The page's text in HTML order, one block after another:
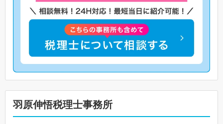
羽原伸悟税理士事務所